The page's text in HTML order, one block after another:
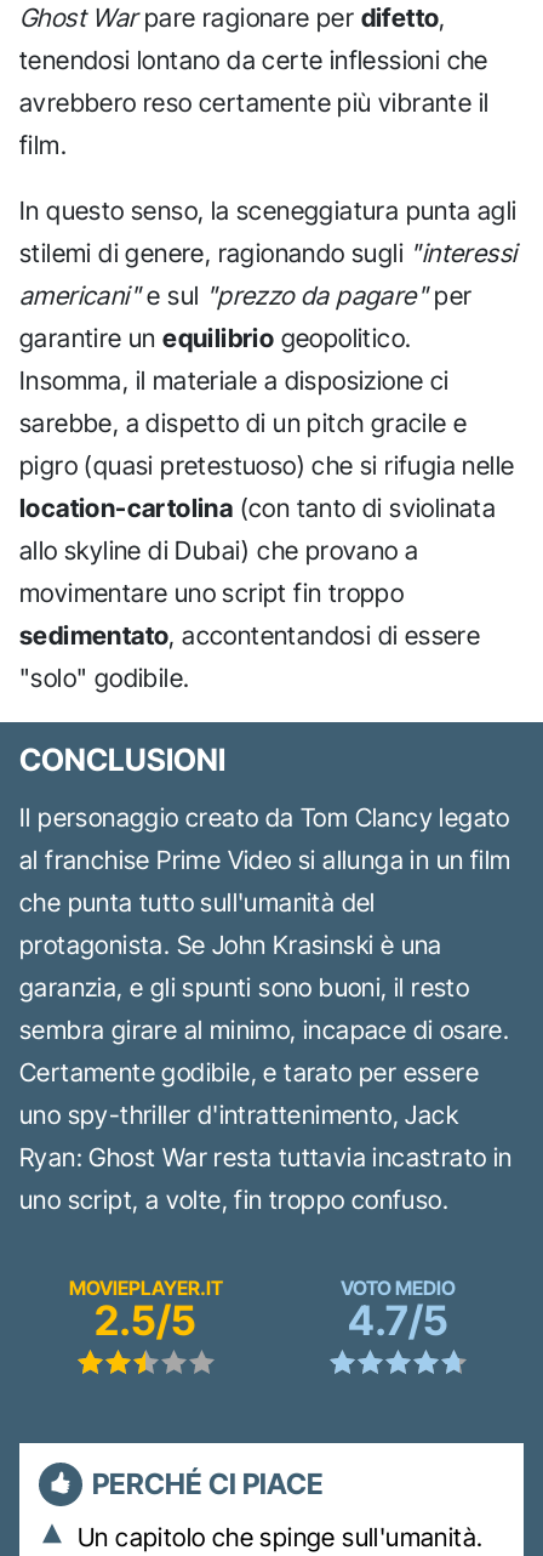
Ghost Warpare ragionare per difetto,
tenendosi lontano da certe inflessioni che
avrebbero reso certamente più vibrante il
film.
In questo senso, la sceneggiatura punta agli
stilemi di genere, ragionando sugli "interessi
americani"e sul "prezzo da pagare"per
garantire unequilibrio geopolitico.
Insomma, il materiale a disposizione ci
sarebbe, a dispetto di un pitch gracile e
pigro (quasi pretestuoso) che si rifugia nelle
location-cartolina (con tanto di sviolinata
allo skyline di Dubai) che provano a
movimentare uno script fin troppo
sedimentato, accontentandosi di essere
"solo" godibile.
CONCLUSIONI
Il personaggio creato da Tom Clancy legato
al franchise Prime Video si allunga in un film
che punta tutto sull'umanità del
protagonista. Se John Krasinski è una
garanzia, e gli spunti sono buoni, il resto
sembra girare al minimo, incapace di osare.
Certamente godibile, e tarato per essere
uno spy-thriller d'intrattenimento, Jack
Ryan: Ghost War resta tuttavia incastrato in
uno script, a volte, fin troppo confuso.
MOVIEPLAYER.IT
2.5/5
VOTO MEDIO
4.7/5
PERCHÉ CI PIACE
Un capitolo che spinge sull'umanità.